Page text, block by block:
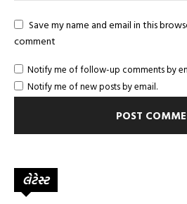
Save my name and email in this
comment
Notify me of follow-up comments by
Notify me of new posts by email.
લેટેસ્ટ